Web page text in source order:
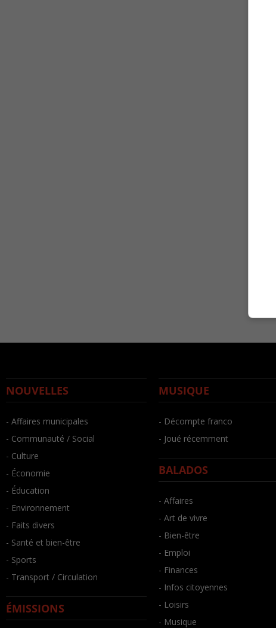
NOUVELLES
- Affaires municipales
- Communauté / Social
- Culture
- Économie
- Éducation
- Environnement
- Faits divers
- Santé et bien-être
- Sports
- Transport / Circulation
ÉMISSIONS
MUSIQUE
- Décompte franco
- Joué récemment
BALADOS
- Affaires
- Art de vivre
- Bien-être
- Emploi
- Finances
- Infos citoyennes
- Loisirs
- Musique